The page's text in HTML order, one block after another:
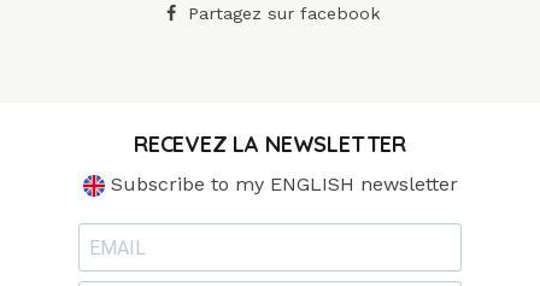
Partagez sur facebook
RECEVEZ LA NEWSLETTER
Subscribe to my ENGLISH newsletter